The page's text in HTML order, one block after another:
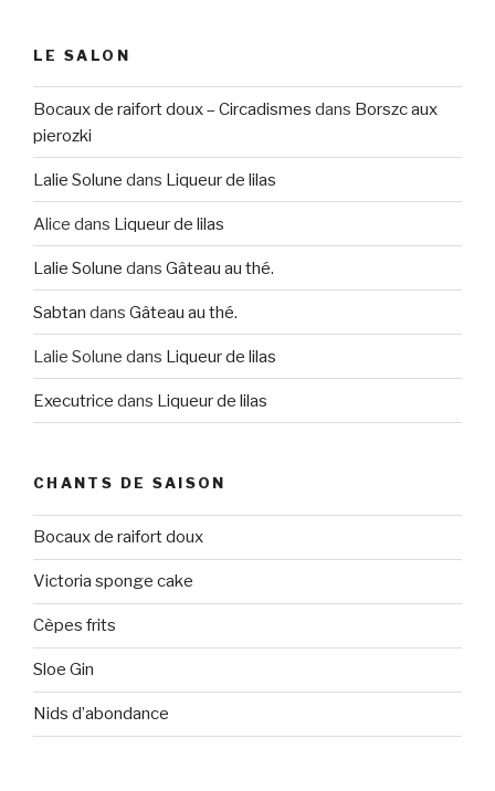
LE SALON
Bocaux de raifort doux – Circadismes dans Borszc aux
pierozki
Lalie Solune dans Liqueur de lilas
Alice dans Liqueur de lilas
Lalie Solune dans Gâteau au thé.
Sabtan dans Gâteau au thé.
Lalie Solune dans Liqueur de lilas
Executrice dans Liqueur de lilas
CHANTS DE SAISON
Bocaux de raifort doux
Victoria sponge cake
Cèpes frits
Sloe Gin
Nids d’abondance